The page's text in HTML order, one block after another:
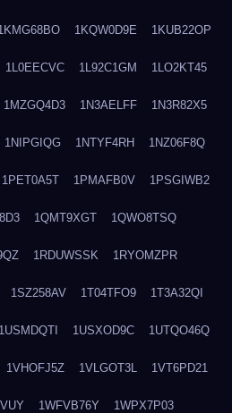
1KQW0D9E 1KUB22OP
1L0EECVC 1L92C1GM 1LO2KT45
1MZGQ4D3 1N3AELFF 1N3R82X5
1NIPGIQG 1NTYF4RH 1NZ06F8Q
1PET0A5T 1PMAFB0V 1PSGIWB2
1QMT9XGT 1QWO8TSQ
1RDUWSSK 1RYOMZPR
1SZ258AV 1T04TFO9 1T3A32QI
1USMDQTI 1USXOD9C 1UTQO46Q
1VHOFJ5Z 1VLGOT3L 1VT6PD21
1WFVB76Y 1WPX7P03